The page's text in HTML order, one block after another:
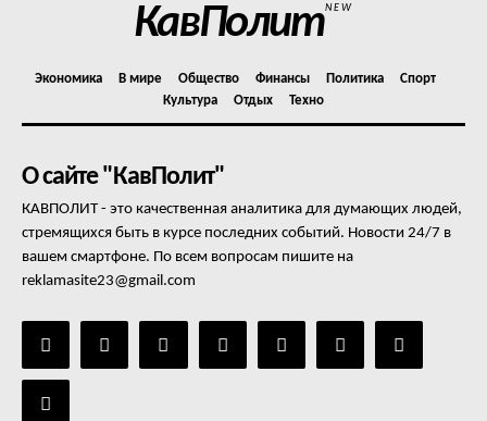
Контакты
КавПолитNEW
Экономика В мире Общество Финансы Политика
Спорт
Культура
Отдых Техно
О сайте "КавПолит"
КАВПОЛИТ - это качественная аналитика для думающих людей,
стремящихся быть в курсе последних событий. Новости 24/7 в
вашем смартфоне. По всем вопросам пишите на
reklamasite23@gmail.com